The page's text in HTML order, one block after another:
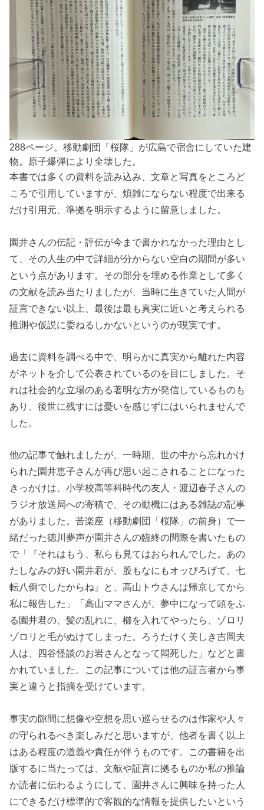
288ページ。移動劇団「桜隊」が広島で宿舎にしていた建
物。原子爆弾により全壊した。
本書では多くの資料を読み込み、文章と写真をところど
ころで引用していますが、煩雑にならない程度で出来る
だけ引用元、準拠を明示するように留意しました。
園井さんの伝記・評伝が今まで書かれなかった理由とし
て、その人生の中で詳細が分からない空白の期間が多い
という点があります。その部分を埋める作業として多く
の文献を読み当たりましたが、当時に生きていた人間が
証言できない以上、最後は最も真実に近いと考えられる
推測や仮説に委ねるしかないというのが現実です。
過去に資料を調べる中で、明らかに真実から離れた内容
がネットを介して公表されているのを目にしました。そ
れは社会的な立場のある著明な方が発信しているものも
あり、後世に残すには憂いを感じずにはいられませんで
した。
他の記事で触れましたが、一時期、世の中から忘れかけ
られた園井恵子さんが再び思い起こされることになった
きっかけは、小学校高等科時代の友人・渡辺春子さんの
ラジオ放送局への寄稿で、その動機にはある雑誌の記事
がありました。苦楽座（移動劇団「桜隊」の前身）で一
緒だった徳川夢声が園井さんの臨終の間際を書いたもの
で「『それはもう、私らも見てはおられんでした。あの
たしなみの好い園井君が、股もなにもオッぴろげて、七
転八倒でしたからね』と、高山トウさんは帰京してから
私に報告した」「高山ママさんが、夢中になって頭をふ
る園井君の、髪の乱れに、櫛を入れてやったら、ゾロリ
ゾロリと毛がぬけてしまった。ろうたけく美しき吉岡夫
人は、四谷怪談のお岩さんとなって悶死した」などと書
かれていました。この記事については他の証言者から事
実と違うと指摘を受けています。
事実の隙間に想像や空想を思い巡らせるのは作家や人々
の守られるべき楽しみだと思いますが、他者を書く以上
はある程度の道義や責任が伴うものです。この書籍を出
版するに当たっては、文献や証言に拠るものか私の推論
か読者に伝わるようにして、園井さんに興味を持った人
にできるだけ標準的で客観的な情報を提供したいという